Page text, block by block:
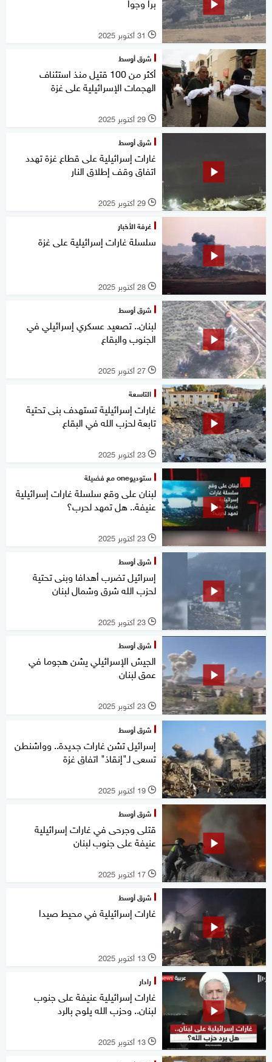
l 31 أكتوبر 2025
شرق أوسط
أكثر من 100 قتيل منذ استئناف
الهجمات الإسرائيلية على غزة
l 29 أكتوبر 2025
شرق أوسط
غارات إسرائيلية على قطاع غزة تهدد
اتفاق وقف إطلاق النار
l 29 أكتوبر 2025
غرفة الأخبار
سلسلة غارات إسرائيلية على غزة
l 28 أكتوبر 2025
شرق أوسط
لبنان.. تصعيد عسكري إسرائيلي في
الجنوب والبقاع
l 27 أكتوبر 2025
التاسعة
غارات إسرائيلية تستهدف بنى تحتية
تابعة لحزب الله في البقاع
l 23 أكتوبر 2025
ستوديوone مع فضيلة
لبنان على وقع سلسلة غارات إسرائيلية
عنيفة.. هل تمهد لحرب؟
l 23 أكتوبر 2025
شرق أوسط
إسرائيل تضرب أهدافا وبنى تحتية
لحزب الله شرق وشمال لبنان
l 23 أكتوبر 2025
شرق أوسط
الجيش الإسرائيلي يشن هجوما في
عمق لبنان
l 23 أكتوبر 2025
شرق أوسط
إسرائيل تشن غارات جديدة.. وواشنطن
تسعى لـ"إنقاذ" اتفاق غزة
l 19 أكتوبر 2025
شرق أوسط
قتلى وجرحى في غارات إسرائيلية
عنيفة على جنوب لبنان
l 17 أكتوبر 2025
شرق أوسط
غارات إسرائيلية في محيط صيدا
l 13 أكتوبر 2025
رادار
غارات إسرائيلية عنيفة على جنوب
لبنان.. وحزب الله يلوح بالرد
l 13 أكتوبر 2025